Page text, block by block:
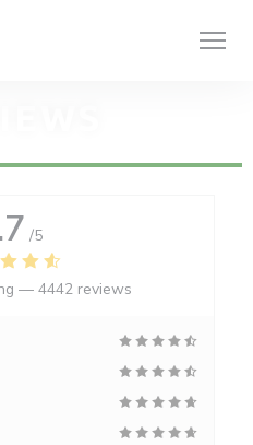
/5
— 4442 reviews